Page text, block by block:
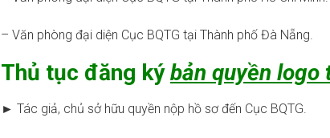
– Văn phòng đại diện Cục BQTG tại Thành phố Đà Nẵng.
Thủ tục đăng kýbản quyền logo
► Tác giả, chủ sở hữu quyền nộp hồ sơ đến Cục BQTG.